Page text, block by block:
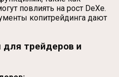
повлиять на рост DeXe.
копитрейдинга дают
трейдеров и